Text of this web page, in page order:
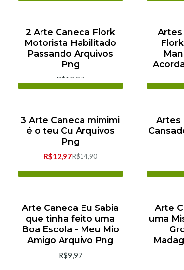
2 Arte Caneca Flork
Motorista Habilitado
Passando Arquivos
Png
R$12,97
Artes
-13% de desconto
3 Arte Caneca mimimi
é o teu Cu Arquivos
Png
R$12,97R$14,90
Artes
Arte Caneca Eu Sabia
que tinha feito uma
Boa Escola - Meu Mio
Amigo Arquivo Png
R$9,97
Arte
uma